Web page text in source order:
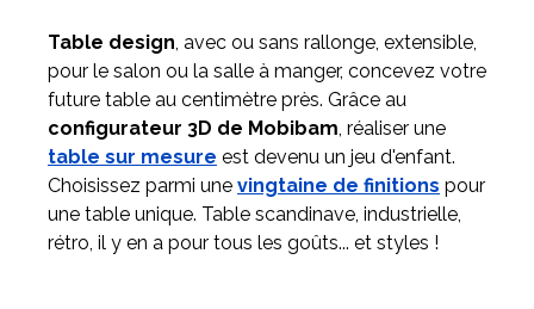
Table design, avec ou sans rallonge, extensible,
pour le salon ou la salle à manger, concevez votre
future table au centimètre près. Grâce au
configurateur 3D de Mobibam, réaliser une
table sur mesure est devenu un jeu d'enfant.
Choisissez parmi une vingtaine de finitions pour
une table unique. Table scandinave, industrielle,
rétro, il y en a pour tous les goûts... et styles !